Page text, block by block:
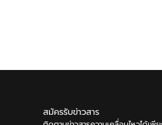
สมัครรับข่าวสาร